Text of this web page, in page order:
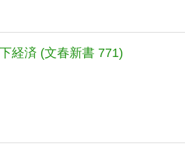
経済 (文春新書 771)